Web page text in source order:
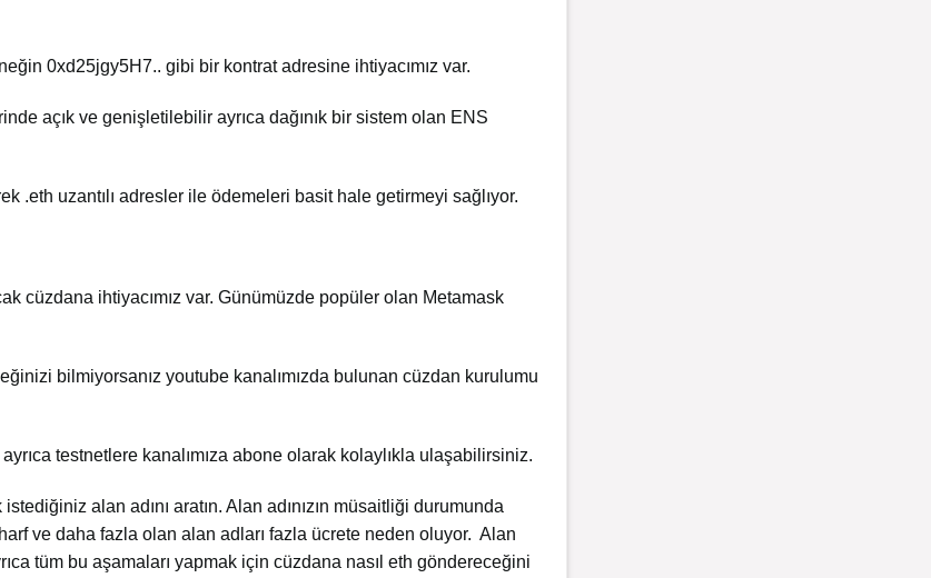
0xd25jgy5H7.. gibi bir kontrat adresine ihtiyacımız var.
açık ve genişletilebilir ayrıca dağınık bir sistem olan ENS
.eth uzantılı adresler ile ödemeleri basit hale getirmeyi sağlıyor.
cüzdana ihtiyacımız var. Günümüzde popüler olan Metamask
bilmiyorsanız youtube kanalımızda bulunan cüzdan kurulumu
testnetlere kanalımıza abone olarak kolaylıkla ulaşabilirsiniz.
alan adını aratın. Alan adınızın müsaitliği durumunda
ve daha fazla olan alan adları fazla ücrete neden oluyor. Alan
tüm bu aşamaları yapmak için cüzdana nasıl eth göndereceğini